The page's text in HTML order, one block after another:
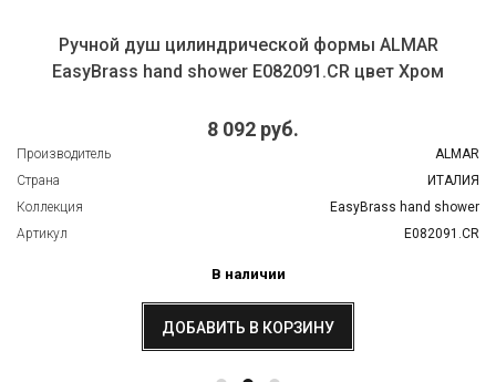
Ручной душ цилиндрической формы ALMAR
EasyBrass hand shower E082091.CR цвет Хром
8 092 руб.
Производитель
ALMAR
Страна
ИТАЛИЯ
Коллекция
EasyBrass hand shower
Артикул
E082091.CR
В наличии
ДОБАВИТЬ В КОРЗИНУ